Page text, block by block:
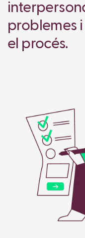
problemes
el procés.